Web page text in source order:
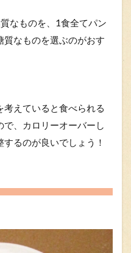
なものを、1食全てパン
質なものを選ぶのがおす
考えていると食べられる
、カロリーオーバーし
るのが良いでしょう！